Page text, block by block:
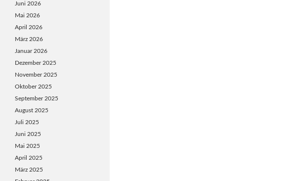
Juni 2026
Mai 2026
April 2026
März 2026
Januar 2026
Dezember 2025
November 2025
Oktober 2025
September 2025
August 2025
Juli 2025
Juni 2025
Mai 2025
April 2025
März 2025